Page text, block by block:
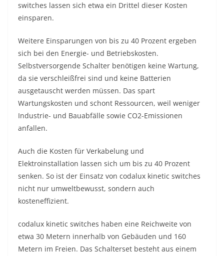
switches lassen sich etwa ein Drittel dieser Kosten
einsparen.
Weitere Einsparungen von bis zu 40 Prozent ergeben
sich bei den Energie- und Betriebskosten.
Selbstversorgende Schalter benötigen keine Wartung,
da sie verschleißfrei sind und keine Batterien
ausgetauscht werden müssen. Das spart
Wartungskosten und schont Ressourcen, weil weniger
Industrie- und Bauabfälle sowie CO2-Emissionen
anfallen.
Auch die Kosten für Verkabelung und
Elektroinstallation lassen sich um bis zu 40 Prozent
senken. So ist der Einsatz von codalux kinetic switches
nicht nur umweltbewusst, sondern auch
kosteneffizient.
codalux kinetic switches haben eine Reichweite von
etwa 30 Metern innerhalb von Gebäuden und 160
Metern im Freien. Das Schalterset besteht aus einem